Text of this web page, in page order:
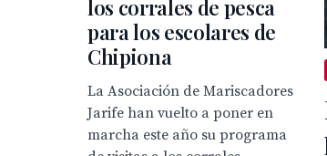
los corrales de pesca
para los escolares de
Chipiona
La Asociación de Mariscadores
Jarife han vuelto a poner en
marcha este año su programa